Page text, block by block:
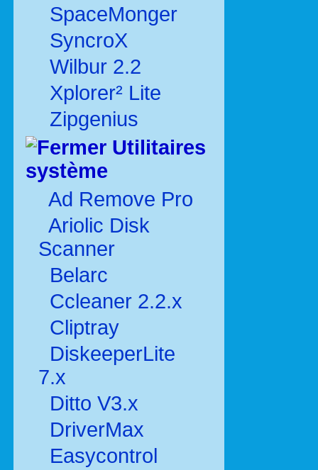
SpaceMonger
SyncroX
Wilbur 2.2
Xplorer² Lite
Zipgenius
Utilitaires
système
Ad Remove Pro
Ariolic Disk
Scanner
Belarc
Ccleaner 2.2.x
Cliptray
DiskeeperLite
7.x
Ditto V3.x
DriverMax
Easycontrol